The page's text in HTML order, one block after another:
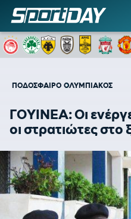
ΠΟΔΟΣΦΑΙΡΟ ΟΛΥΜΠΙΑΚΟΣ
ΓΟΥΙΝΕΑ: Οι
οι στρατιώτες στο